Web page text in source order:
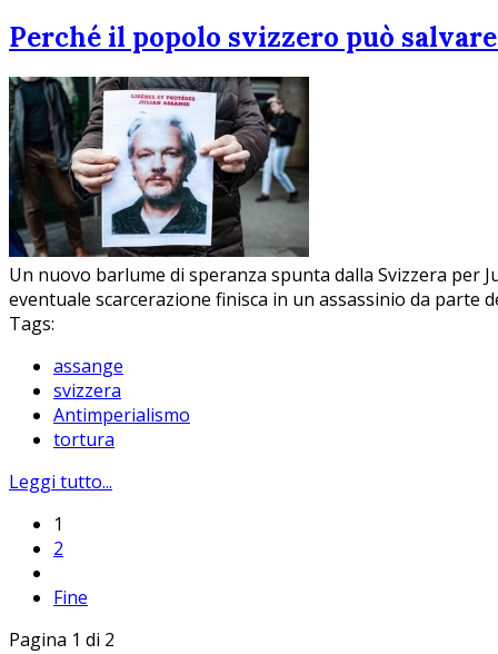
Perché il popolo svizzero può
Un nuovo barlume di speranza spunta dalla Svizzera per
eventuale scarcerazione finisca in un assassinio da parte
Tags:
assange
svizzera
Antimperialismo
tortura
Leggi tutto...
1
2
Fine
Pagina 1 di 2